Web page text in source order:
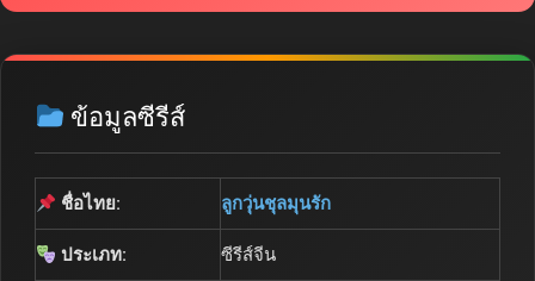
ข้อมูลซีรีส์
ชื่อไทย: ลูกวุ่นชุลมุนรัก
ประเภท: ซีรีส์จีน